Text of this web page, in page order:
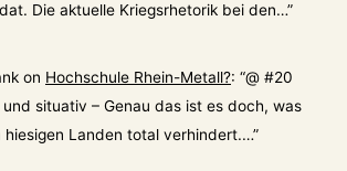
Die aktuelle Kriegsrhetorik bei den…”
on Hochschule Rhein-Metall?: “@ #20
und situativ – Genau das ist es doch, was
hiesigen Landen total verhindert.…”